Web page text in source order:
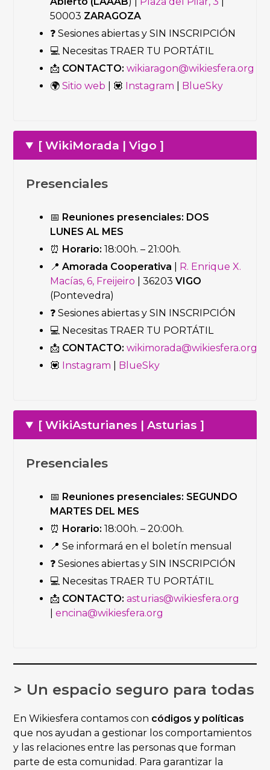
50003 ZARAGOZA
❓ Sesiones abiertas y SIN INSCRIPCIÓN
💻 Necesitas TRAER TU PORTÁTIL
📩 CONTACTO:wikiaragon@wikiesfera.org
🌍Sitio web | 💟 Instagram BlueSky
[ WikiMorada | Vigo ]
Presenciales
📅 Reuniones presenciales: DOS
LUNES AL MES
⏰ Horario: 18:00h. – 21:00h.
📍Amorada Cooperativa
R. Enrique X.
Macías, 6, Freijeiro | 36203VIGO
(Pontevedra)
❓ Sesiones abiertas y SIN INSCRIPCIÓN
💻 Necesitas TRAER TU PORTÁTIL
📩 CONTACTO:wikimorada@wikiesfera.org
💟 Instagram BlueSky
[ WikiAsturianes | Asturias ]
Presenciales
📅 Reuniones presenciales: SEGUNDO
MARTES DEL MES
⏰ Horario: 18:00h. – 20:00h.
📍 Se informará en el boletín mensual
❓ Sesiones abiertas y SIN INSCRIPCIÓN
💻 Necesitas TRAER TU PORTÁTIL
📩 CONTACTO:asturias@wikiesfera.org
|encina@wikiesfera.org
> Un espacio seguro para todas
En Wikiesfera contamos con códigos y políticas
que nos ayudan a gestionar los comportamientos
y las relaciones entre las personas que forman
parte de esta comunidad. Para garantizar la